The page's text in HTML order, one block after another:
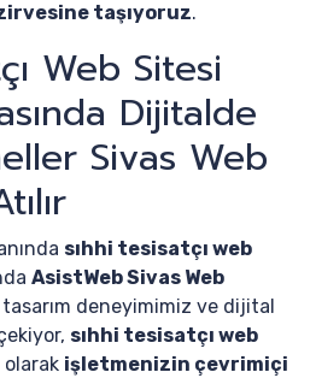
taşıyoruz.
Web Sitesi
Dijitalde
Sivas Web
sıhhi tesisatçı web
AsistWeb Sivas Web
deneyimimiz ve dijital
sıhhi tesisatçı web
olarak işletmenizin çevrimiçi